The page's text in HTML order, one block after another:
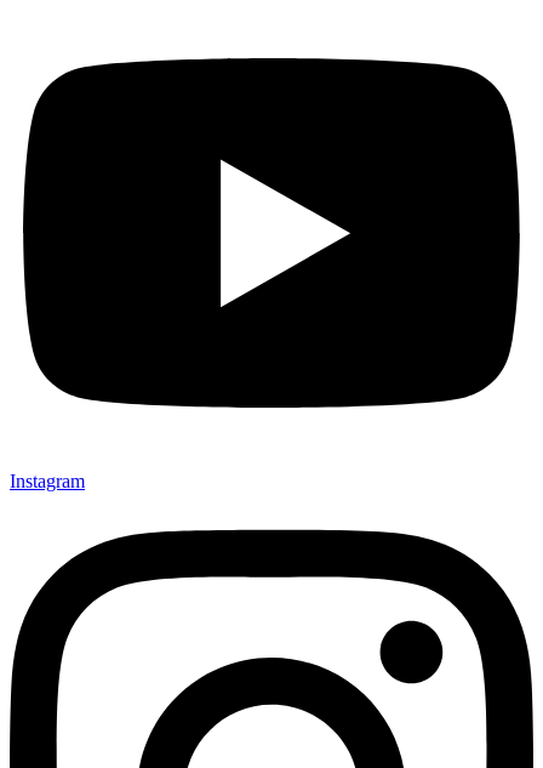
Instagram